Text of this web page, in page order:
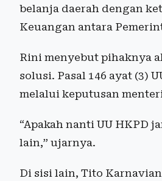
belanja daerah dengan
Keuangan antara
Rini menyebut pihaknya
solusi. Pasal 146 ayat (3)
melalui keputusan
“Apakah nanti UU HKPD
lain,” ujarnya.
Di sisi lain, Tito